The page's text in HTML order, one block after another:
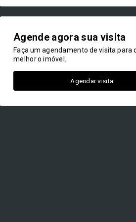
Agende agora sua visita
Faça um agendamento de visita para
melhor o imóvel.
Agendar visita